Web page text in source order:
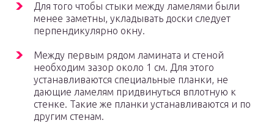
Для того чтобы стыки между ламелями были
менее заметны, укладывать доски следует
перпендикулярно окну.
Между первым рядом ламината и стеной
необходим зазор около 1 см. Для этого
устанавливаются специальные планки, не
дающие ламелям придвинуться вплотную к
стенке. Такие же планки устанавливаются и по
другим стенам.